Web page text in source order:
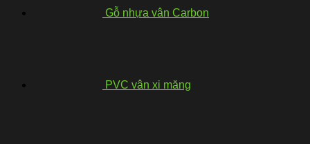
Gỗ nhựa vân Carbon
PVC vân xi măng